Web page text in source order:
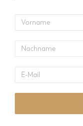
Vorname
Nachname
E-
Mail